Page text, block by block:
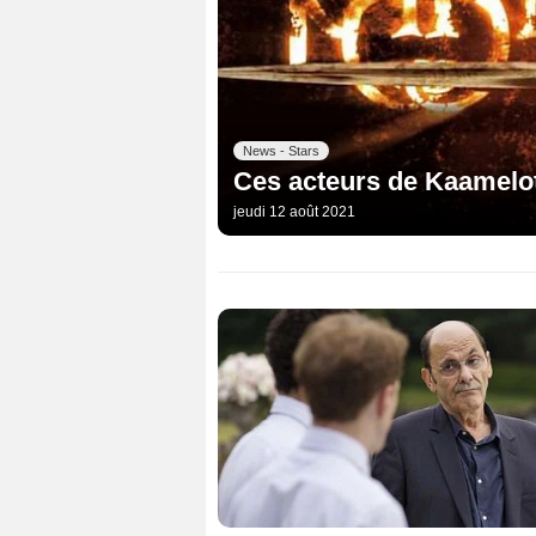
News - Stars
Ces acteurs de
jeudi 12 août 2021